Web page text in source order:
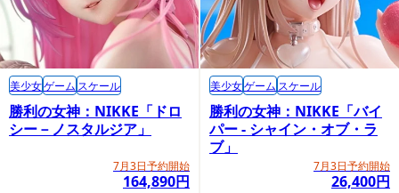
勝利の女神：NIKKE「ドロ
シー－ノスタルジア」
7月3日予約開始
164,890円
美少女ゲーム スケール
勝利の女神：NIKKE「バイ
パー - シャイン・オブ・ラ
ブ」
7月3日予約開始
26,400円
美少女ゲーム スケール